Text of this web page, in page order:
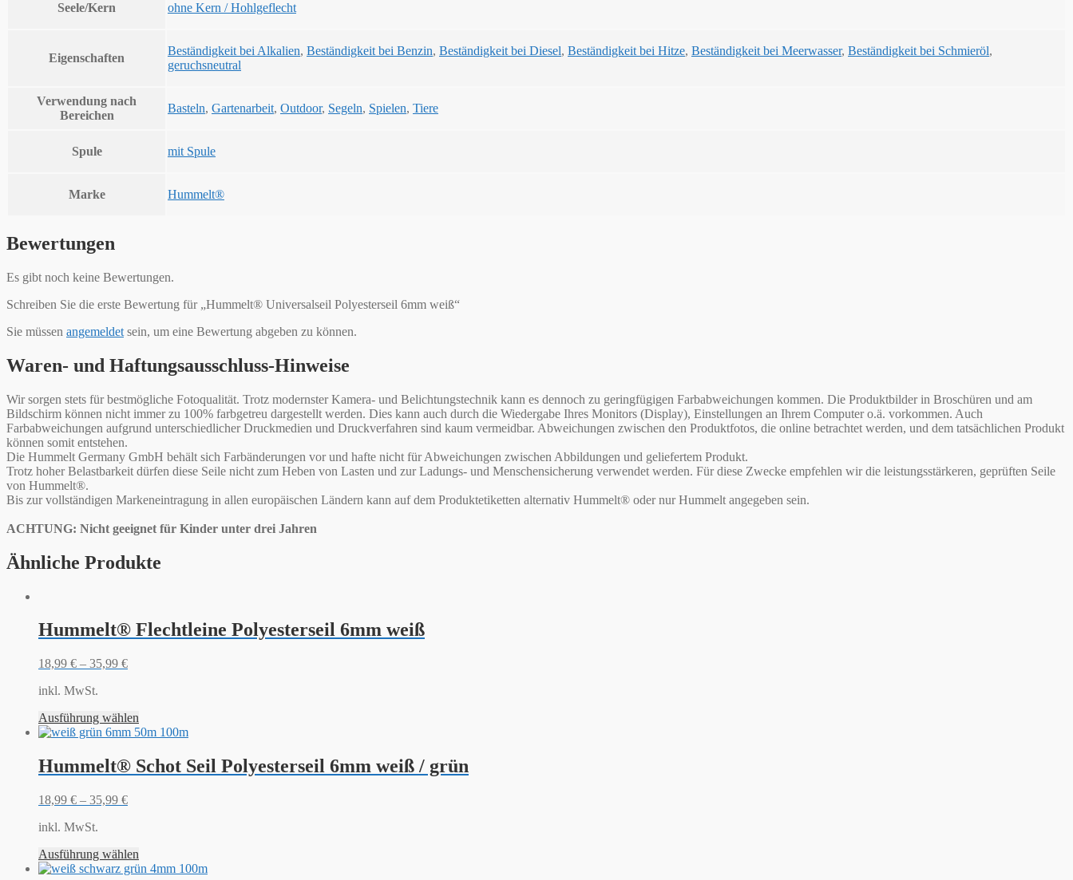
Seele/Kern ohne Kern / Hohlgeflecht
Eigenschaften
Beständigkeit bei Alkalien, Beständigkeit bei Benzin, Beständigkeit bei Diesel, Beständigkeit bei Hitze, Beständigkeit bei Meerwasser, Beständigkeit bei Schmieröl,
geruchsneutral
Verwendung nach
Bereichen
Basteln, Gartenarbeit, Outdoor, Segeln, Spielen, Tiere
Spule mit Spule
Marke Hummelt®
Bewertungen
Es gibt noch keine Bewertungen.
Schreiben Sie die erste Bewertung für „Hummelt® Universalseil Polyesterseil 6mm weiß“
Sie müssen angemeldet sein, um eine Bewertung abgeben zu können.
Waren- und Haftungsausschluss-Hinweise
Wir sorgen stets für bestmögliche Fotoqualität. Trotz modernster Kamera- und Belichtungstechnik kann es dennoch zu geringfügigen Farbabweichungen kommen. Die Produktbilder in Broschüren und am
Bildschirm können nicht immer zu 100% farbgetreu dargestellt werden. Dies kann auch durch die Wiedergabe Ihres Monitors (Display), Einstellungen an Ihrem Computer o.ä. vorkommen. Auch
Farbabweichungen aufgrund unterschiedlicher Druckmedien und Druckverfahren sind kaum vermeidbar. Abweichungen zwischen den Produktfotos, die online betrachtet werden, und dem tatsächlichen Produkt
können somit entstehen.
Die Hummelt Germany GmbH behält sich Farbänderungen vor und hafte nicht für Abweichungen zwischen Abbildungen und geliefertem Produkt.
Trotz hoher Belastbarkeit dürfen diese Seile nicht zum Heben von Lasten und zur Ladungs- und Menschensicherung verwendet werden. Für diese Zwecke empfehlen wir die leistungsstärkeren, geprüften Seile
von Hummelt®.
Bis zur vollständigen Markeneintragung in allen europäischen Ländern kann auf dem Produktetiketten alternativ Hummelt® oder nur Hummelt angegeben sein.
ACHTUNG: Nicht geeignet für Kinder unter drei Jahren
Ähnliche Produkte
Hummelt® Flechtleine Polyesterseil 6mm weiß
18,99 € – 35,99 €
inkl. MwSt.
Ausführung wählen
Hummelt® Schot Seil Polyesterseil 6mm weiß / grün
18,99 € – 35,99 €
inkl. MwSt.
Ausführung wählen